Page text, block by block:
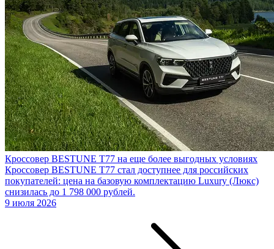
Кроссовер BESTUNE T77 на еще более выгодных условиях
Кроссовер BESTUNE T77 стал доступнее для российских
покупателей: цена на базовую комплектацию Luxury (Люкс)
снизилась до 1 798 000 рублей.
9 июля 2026